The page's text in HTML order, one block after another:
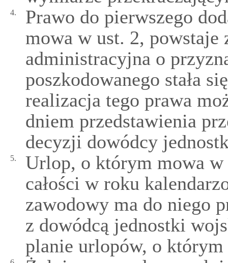
4.
Prawo do pierwszego
mowa w ust. 2,
administracyjna o
poszkodowanego stała
realizacja tego prawa
dniem przedstawienia
decyzji dowódcy
5.
Urlop, o którym mowa
całości w roku
zawodowy ma do niego
z dowódcą jednostki
planie urlopów, o